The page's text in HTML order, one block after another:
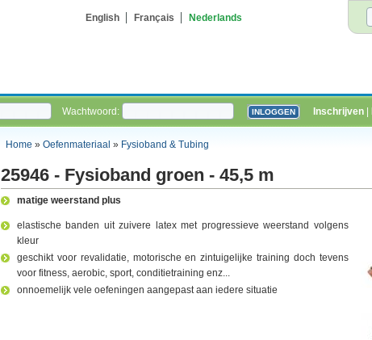
English Français Nederlands
Wachtwoord: Inschrijven
Home» Oefenmateriaal » Fysioband & Tubing
25946 - Fysioband groen - 45,5 m
matige weerstand plus
elastische banden uit zuivere latex met progressieve weerstand volgens
kleur
geschikt voor revalidatie, motorische en zintuigelijke training doch tevens
voor fitness, aerobic, sport, conditietraining enz...
onnoemelijk vele oefeningen aangepast aan iedere situatie